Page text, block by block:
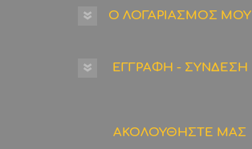
Ο ΛΟΓΑΡΙΑΣΜΟΣ ΜΟΥ
ΕΓΓΡΑΦΗ - ΣΥΝΔΕΣΗ
ΑΚΟΛΟΥΘΗΣΤΕ ΜΑΣ